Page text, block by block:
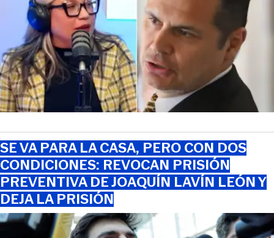
SE VA PARA LA CASA, PERO CON DOS
CONDICIONES: REVOCAN PRISIÓN
PREVENTIVA DE JOAQUÍN LAVÍN LEÓN Y
DEJA LA PRISIÓN